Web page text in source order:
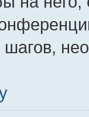
шагов,